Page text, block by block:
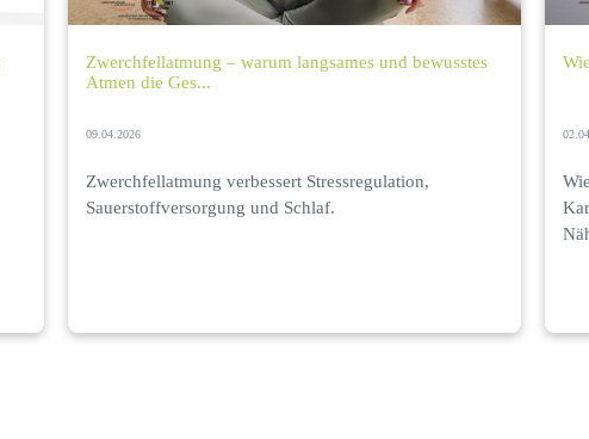
Zwerchfellatmung – warum langsames und bewusstes
Atmen die Ges...
09.04.2026
Zwerchfellatmung verbessert Stressregulation,
Sauerstoffversorgung und Schlaf.